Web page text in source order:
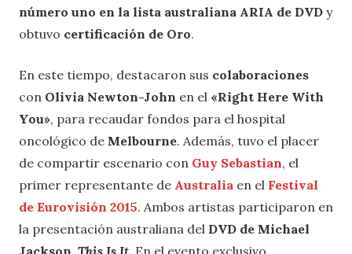
número uno en la lista australiana ARIA de DVD y
obtuvo certificación de Oro.
En este tiempo, destacaron sus colaboraciones
con Olivia Newton-John en el «Right Here With
You», para recaudar fondos para el hospital
oncológico de Melbourne. Además, tuvo el placer
de compartir escenario con Guy Sebastian, el
primer representante de Australia en el Festival
de Eurovisión 2015. Ambos artistas participaron en
la presentación australiana del DVD de Michael
Jackson, This Is It. En el evento exclusivo